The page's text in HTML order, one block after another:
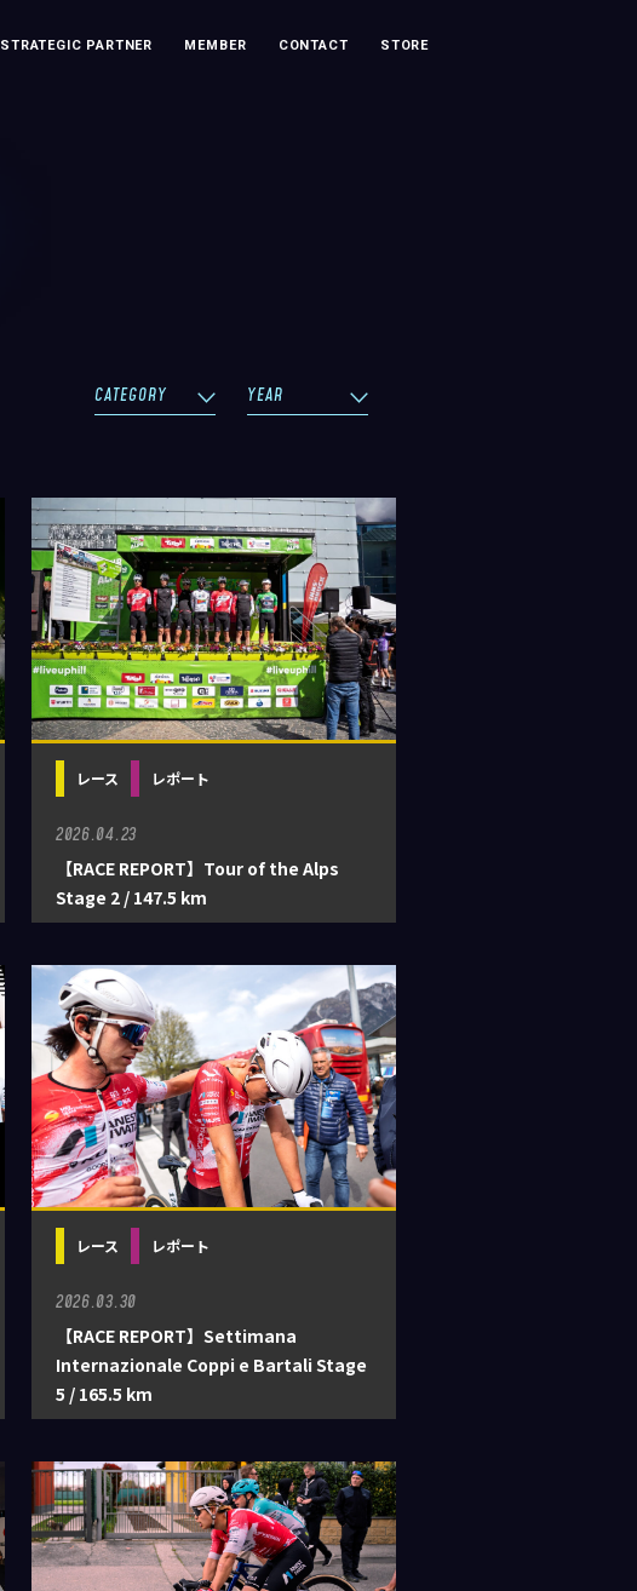
STRATEGIC PARTNER MEMBER CONTACT STORE
CATEGORY
グッズ
チーム
パートナー
メディア
レース
レポート
YEAR
レース レポート
2026.04.23
【RACE REPORT】Tour of the Alps
Stage 2 / 147.5 km
レース レポート
2026.03.30
【RACE REPORT】Settimana
Internazionale Coppi e Bartali Stage
5 / 165.5 km